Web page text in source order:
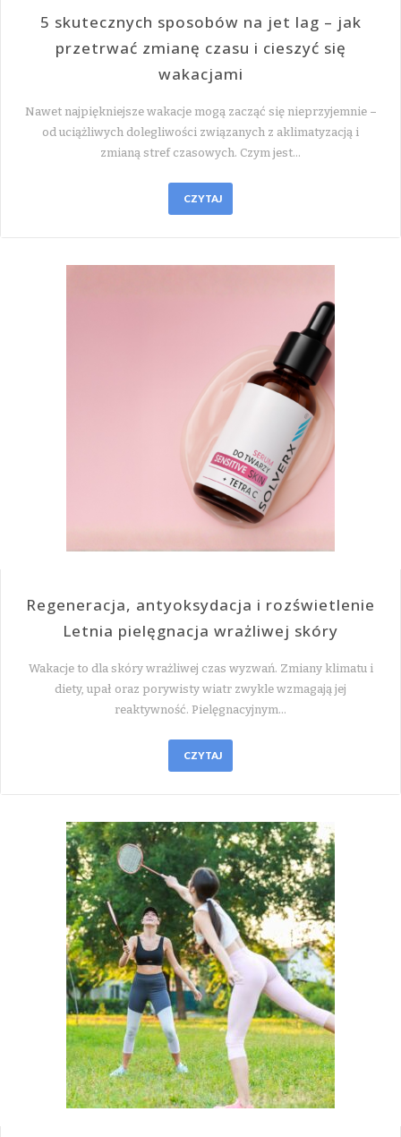
5 skutecznych sposobów na jet lag – jak
przetrwać zmianę czasu i cieszyć się
wakacjami
Nawet najpiękniejsze wakacje mogą zacząć się nieprzyjemnie –
od uciążliwych dolegliwości związanych z aklimatyzacją i
zmianą stref czasowych. Czym jest…
CZYTAJ
Regeneracja, antyoksydacja i rozświetlenie
Letnia pielęgnacja wrażliwej skóry
Wakacje to dla skóry wrażliwej czas wyzwań. Zmiany klimatu i
diety, upał oraz porywisty wiatr zwykle wzmagają jej
reaktywność. Pielęgnacyjnym…
CZYTAJ